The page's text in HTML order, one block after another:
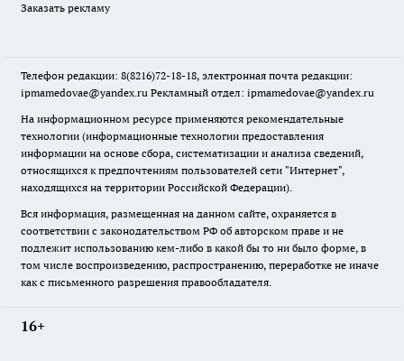
Заказать рекламу
Телефон редакции: 8(8216)72-18-18, электронная почта редакции:
ipmamedovae@yandex.ru Рекламный отдел: ipmamedovae@yandex.ru
На информационном ресурсе применяются рекомендательные
технологии (информационные технологии предоставления
информации на основе сбора, систематизации и анализа сведений,
относящихся к предпочтениям пользователей сети "Интернет",
находящихся на территории Российской Федерации).
Вся информация, размещенная на данном сайте, охраняется в
соответствии с законодательством РФ об авторском праве и не
подлежит использованию кем-либо в какой бы то ни было форме, в
том числе воспроизведению, распространению, переработке не иначе
как с письменного разрешения правообладателя.
16+